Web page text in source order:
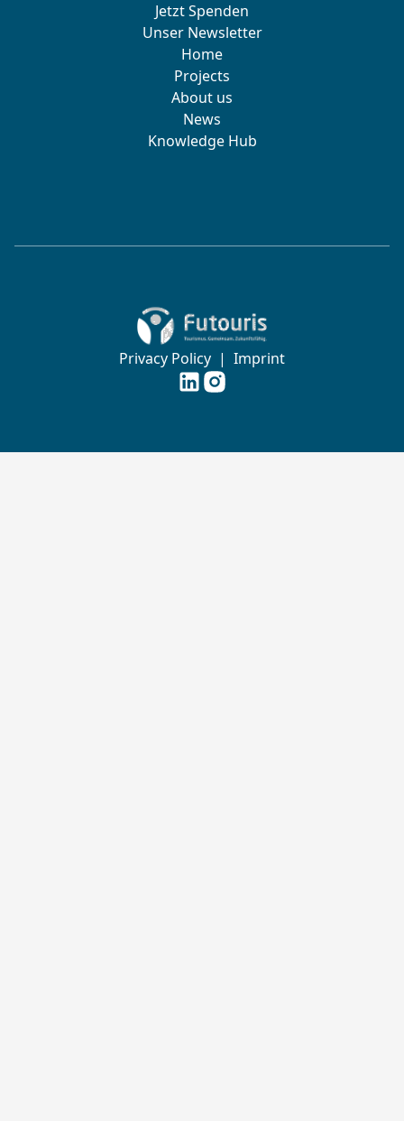
Jetzt Spenden
Unser Newsletter
Home
Projects
About us
News
Knowledge Hub
Zur Startseite von Futouris e.V.
Privacy Policy | Imprint